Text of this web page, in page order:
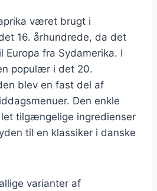
været brugt i
16. århundrede, da det
Europa fra Sydamerika. I
populær i det 20.
blev en fast del af
Den enkle
tilgængelige ingredienser
til en klassiker i danske
varianter af